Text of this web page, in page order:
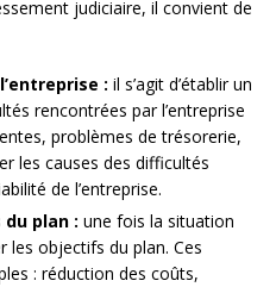
judiciaire, il convient de
: il s’agit d’établir un
rencontrées par l’entreprise
problèmes de trésorerie,
les causes des difficultés
de l’entreprise.
plan : une fois la situation
les objectifs du plan. Ces
: réduction des coûts,